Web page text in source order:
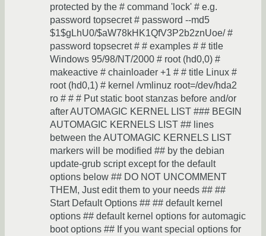
protected by the # command 'lock' # e.g.
password topsecret # password --md5
$1$gLhU0/$aW78kHK1QfV3P2b2znUoe/ #
password topsecret # # examples # # title
Windows 95/98/NT/2000 # root (hd0,0) #
makeactive # chainloader +1 # # title Linux #
root (hd0,1) # kernel /vmlinuz root=/dev/hda2
ro # # # Put static boot stanzas before and/or
after AUTOMAGIC KERNEL LIST ### BEGIN
AUTOMAGIC KERNELS LIST ## lines
between the AUTOMAGIC KERNELS LIST
markers will be modified ## by the debian
update-grub script except for the default
options below ## DO NOT UNCOMMENT
THEM, Just edit them to your needs ## ##
Start Default Options ## ## default kernel
options ## default kernel options for automagic
boot options ## If you want special options for